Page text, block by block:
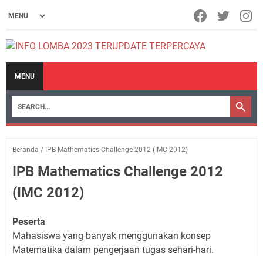
MENU
Beranda / IPB Mathematics Challenge 2012 (IMC 2012)
IPB Mathematics Challenge 2012
(IMC 2012)
Peserta
Mahasiswa yang banyak menggunakan konsep
Matematika dalam pengerjaan tugas sehari-hari.